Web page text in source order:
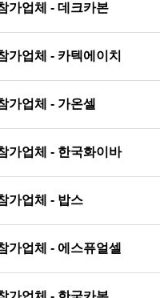
가업체 - 데크카본
업체 - 카텍에이치
가업체 - 가온셀
가업체 - 한국화이바
가업체 - 밥스
업체 - 에스퓨얼셀